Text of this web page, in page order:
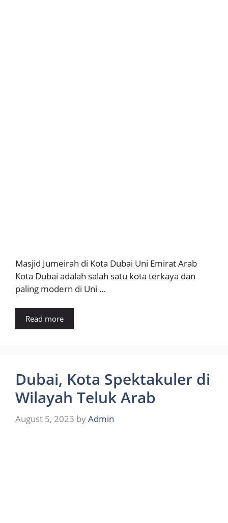
Masjid Jumeirah di Kota Dubai Uni Emirat Arab
Kota Dubai adalah salah satu kota terkaya dan
paling modern di Uni …
Read more
Dubai, Kota Spektakuler di
Wilayah Teluk Arab
August 5, 2023 byAdmin